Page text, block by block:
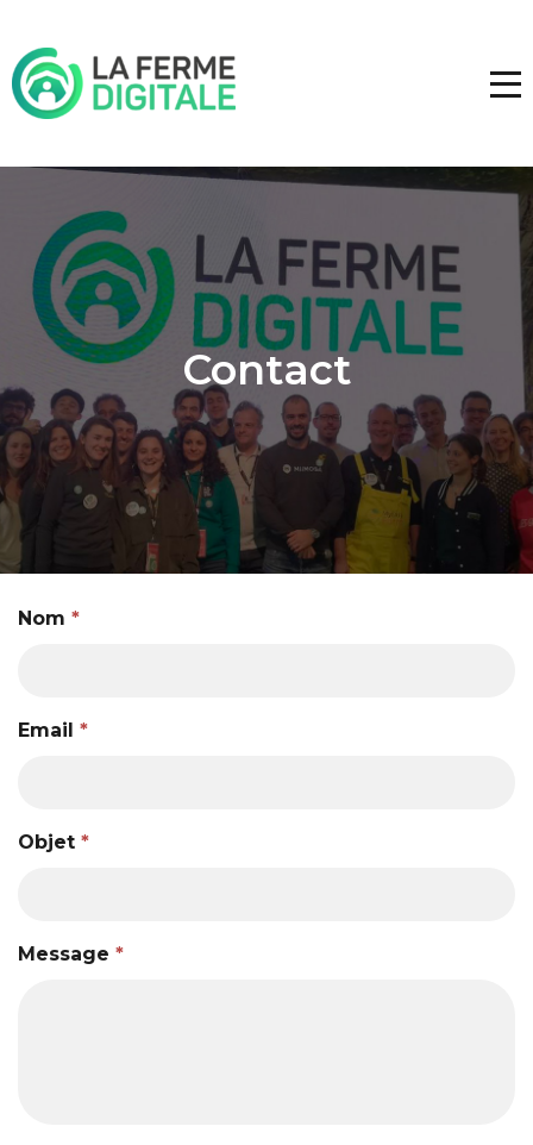
Contact
Nom *
Email *
Objet *
Message *